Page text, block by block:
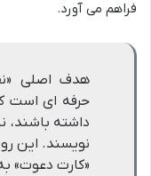
فراهم می آورد.
هدف اصلی
حرفه ای است
داشته باشند،
نویسند. این
«کارت دعوت»